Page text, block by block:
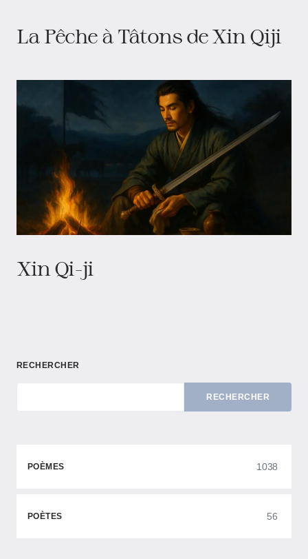
La Pêche à Tâtons de Xin Qiji
Xin Qi-ji
RECHERCHER
RECHERCHER
POÈMES 1038
POÈTES 56